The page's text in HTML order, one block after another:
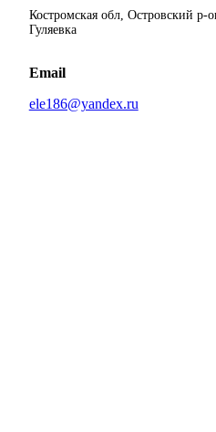
Костромская обл, Островский р-
Гуляевка
Email
ele186@yandex.ru